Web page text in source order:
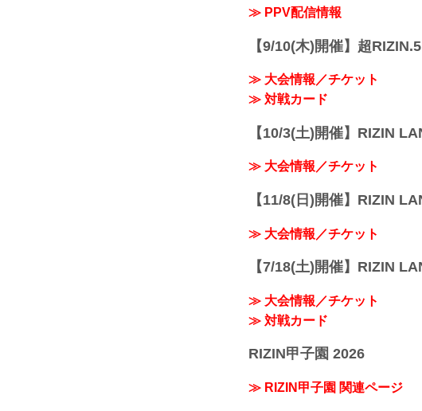
≫ PPV配信情報
【9/10(木)開催】超
≫ 大会情報／チケット
≫ 対戦カード
【10/3(土)開催】RIZIN
≫ 大会情報／チケット
【11/8(日)開催】RIZIN
≫ 大会情報／チケット
【7/18(土)開催】RIZIN
≫ 大会情報／チケット
≫ 対戦カード
RIZIN甲子園 2026
≫ RIZIN甲子園 関連ページ